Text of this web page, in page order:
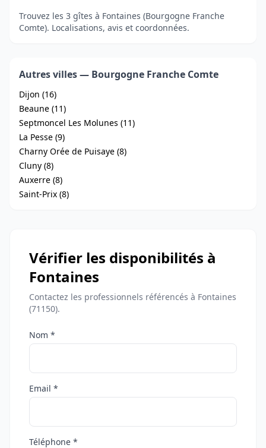
Trouvez les 3 gîtes à Fontaines (Bourgogne Franche
Comte). Localisations, avis et coordonnées.
Autres villes — Bourgogne Franche Comte
Dijon (16)
Beaune (11)
Septmoncel Les Molunes (11)
La Pesse (9)
Charny Orée de Puisaye (8)
Cluny (8)
Auxerre (8)
Saint-Prix (8)
Vérifier les disponibilités à
Fontaines
Contactez les professionnels référencés à Fontaines
(71150).
Nom *
Email *
Téléphone *